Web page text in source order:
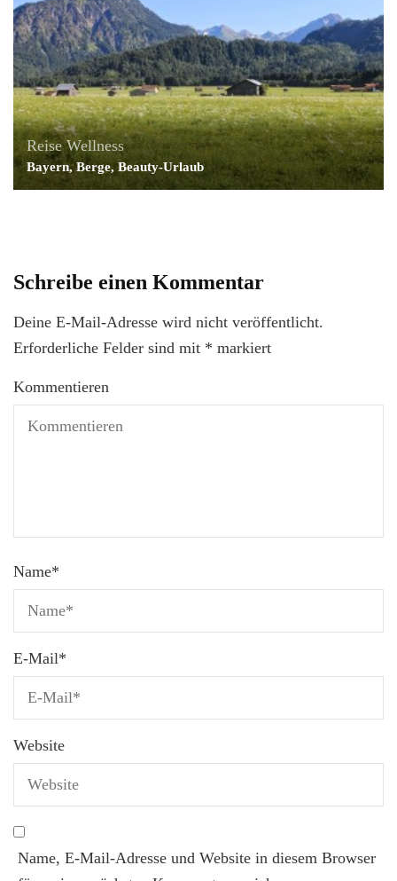
Reise Wellness
Bayern, Berge, Beauty-Urlaub
Schreibe einen Kommentar
Deine E-Mail-Adresse wird nicht veröffentlicht.
Erforderliche Felder sind mit * markiert
Kommentieren
Name*
E-Mail*
Website
Name, E-Mail-Adresse und Website in diesem Browser